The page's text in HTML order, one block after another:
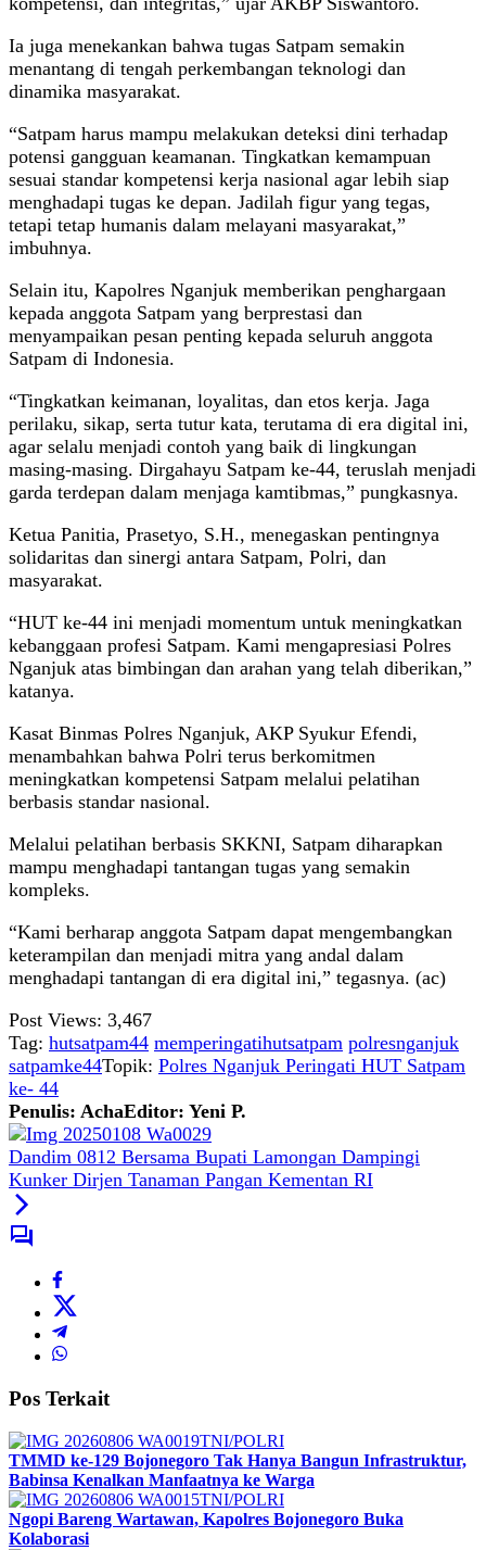
Ia juga menekankan bahwa tugas Satpam semakin
menantang di tengah perkembangan teknologi dan
dinamika masyarakat.
“Satpam harus mampu melakukan deteksi dini terhadap
potensi gangguan keamanan. Tingkatkan kemampuan
sesuai standar kompetensi kerja nasional agar lebih siap
menghadapi tugas ke depan. Jadilah figur yang tegas,
tetapi tetap humanis dalam melayani masyarakat,”
imbuhnya.
Selain itu, Kapolres Nganjuk memberikan penghargaan
kepada anggota Satpam yang berprestasi dan
menyampaikan pesan penting kepada seluruh anggota
Satpam di Indonesia.
“Tingkatkan keimanan, loyalitas, dan etos kerja. Jaga
perilaku, sikap, serta tutur kata, terutama di era digital ini,
agar selalu menjadi contoh yang baik di lingkungan
masing-masing. Dirgahayu Satpam ke-44, teruslah menjadi
garda terdepan dalam menjaga kamtibmas,” pungkasnya.
Ketua Panitia, Prasetyo, S.H., menegaskan pentingnya
solidaritas dan sinergi antara Satpam, Polri, dan
masyarakat.
“HUT ke-44 ini menjadi momentum untuk meningkatkan
kebanggaan profesi Satpam. Kami mengapresiasi Polres
Nganjuk atas bimbingan dan arahan yang telah diberikan,”
katanya.
Kasat Binmas Polres Nganjuk, AKP Syukur Efendi,
menambahkan bahwa Polri terus berkomitmen
meningkatkan kompetensi Satpam melalui pelatihan
berbasis standar nasional.
Melalui pelatihan berbasis SKKNI, Satpam diharapkan
mampu menghadapi tantangan tugas yang semakin
kompleks.
“Kami berharap anggota Satpam dapat mengembangkan
keterampilan dan menjadi mitra yang andal dalam
menghadapi tantangan di era digital ini,” tegasnya. (ac)
Post Views: 3,467
Tag: hutsatpam44 memperingatihutsatpam polresnganjuk
satpamke44Topik: Polres Nganjuk Peringati HUT Satpam
ke- 44
Penulis: AchaEditor: Yeni P.
Dandim 0812 Bersama Bupati Lamongan Dampingi
Kunker Dirjen Tanaman Pangan Kementan RI
Pos Terkait
TNI/POLRI
TMMD ke-129 Bojonegoro Tak Hanya Bangun Infrastruktur,
Babinsa Kenalkan Manfaatnya ke Warga
TNI/POLRI
Ngopi Bareng Wartawan, Kapolres Bojonegoro Buka
Kolaborasi